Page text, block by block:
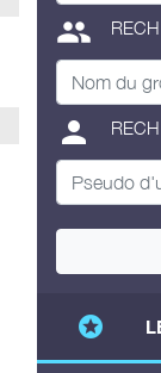
group
person
stars